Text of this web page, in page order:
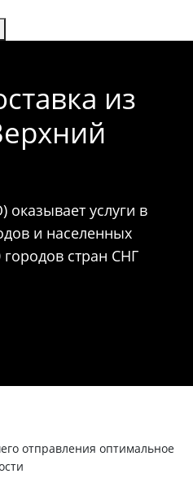
из
оказывает услуги в
и населенных
стран СНГ
отправления оптимальное